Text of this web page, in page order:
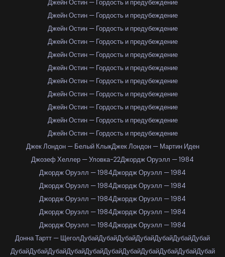
Джейн Остин — Гордость и предубеждение
Джейн Остин — Гордость и предубеждение
Джейн Остин — Гордость и предубеждение
Джейн Остин — Гордость и предубеждение
Джейн Остин — Гордость и предубеждение
Джейн Остин — Гордость и предубеждение
Джейн Остин — Гордость и предубеждение
Джейн Остин — Гордость и предубеждение
Джейн Остин — Гордость и предубеждение
Джейн Остин — Гордость и предубеждение
Джейн Остин — Гордость и предубеждение
Джек Лондон — Белый КлыкДжек Лондон — Мартин Иден
Джозеф Хеллер — Уловка-22Джордж Оруэлл — 1984
Джордж Оруэлл — 1984Джордж Оруэлл — 1984
Джордж Оруэлл — 1984Джордж Оруэлл — 1984
Джордж Оруэлл — 1984Джордж Оруэлл — 1984
Джордж Оруэлл — 1984Джордж Оруэлл — 1984
Джордж Оруэлл — 1984Джордж Оруэлл — 1984
Донна Тартт — ЩеголДубайДубайДубайДубайДубайДубайДубай
ДубайДубайДубайДубайДубайДубайДубайДубайДубайДубайДубай